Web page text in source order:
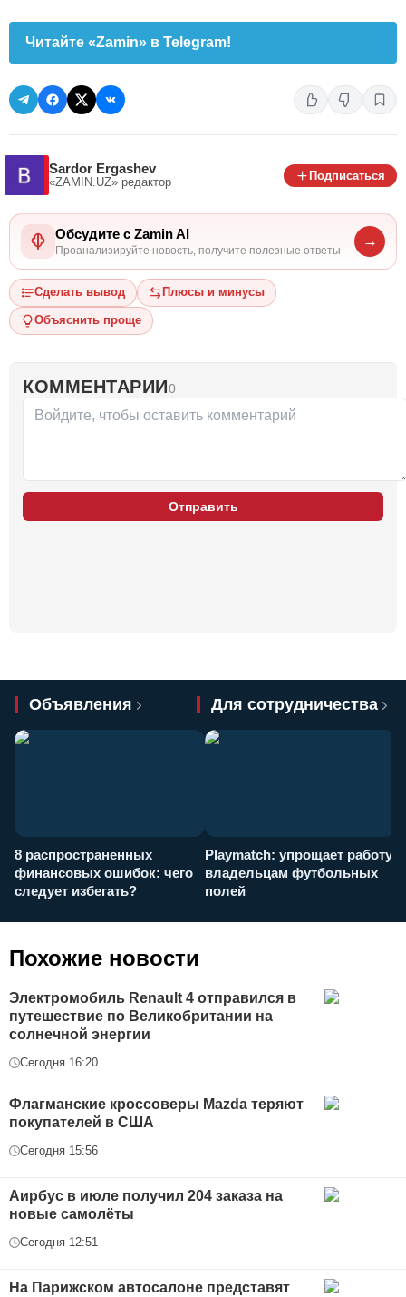
Читайте «Zamin» в Telegram!
Sardor Ergashev
«ZAMIN.UZ» редактор
Подписаться
Обсудите с Zamin AI
Проанализируйте новость, получите полезные ответы
→
Сделать вывод Плюсы и минусы
Объяснить проще
КОММЕНТАРИИ0
Отправить
Объявления Для сотрудничества
8 распространенных
финансовых ошибок: чего
следует избегать?
Playmatch: упрощает работу
владельцам футбольных
полей
Похожие новости
Электромобиль Renault 4 отправился в
путешествие по Великобритании на
солнечной энергии
Сегодня 16:20
Флагманские кроссоверы Mazda теряют
покупателей в США
Сегодня 15:56
Аирбус в июле получил 204 заказа на
новые самолёты
Сегодня 12:51
На Парижском автосалоне представят